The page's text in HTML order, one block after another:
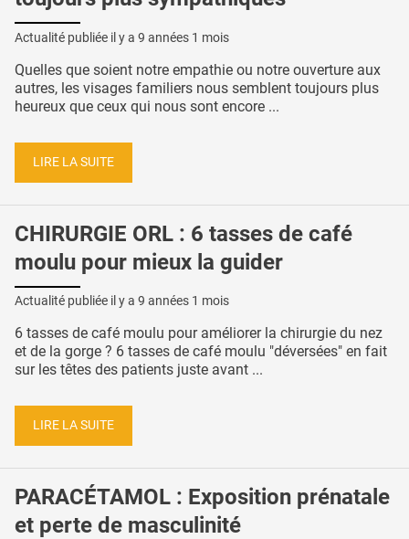
Actualité publiée il y a 9 années 1 mois
Quelles que soient notre empathie ou notre ouverture aux
autres, les visages familiers nous semblent toujours plus
heureux que ceux qui nous sont encore ...
LIRE LA SUITE
CHIRURGIE ORL : 6 tasses de café
moulu pour mieux la guider
Actualité publiée il y a 9 années 1 mois
6 tasses de café moulu pour améliorer la chirurgie du nez
et de la gorge ? 6 tasses de café moulu "déversées" en fait
sur les têtes des patients juste avant ...
LIRE LA SUITE
PARACÉTAMOL : Exposition prénatale
et perte de masculinité